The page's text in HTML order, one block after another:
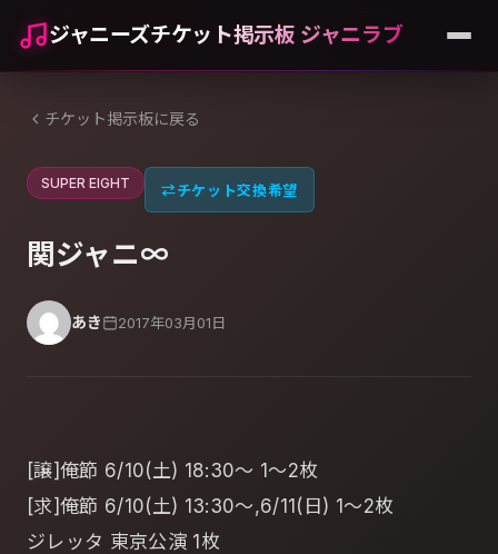
ジャニーズチケット掲示板 ジャニラブ
チケット掲示板に戻る
SUPER EIGHT ⇄チケット交換希望
関ジャニ∞
あき 2017年03月01日
[譲]俺節 6/10(土) 18:30～ 1～2枚
[求]俺節 6/10(土) 13:30～,6/11(日) 1～2枚
ジレッタ 東京公演 1枚